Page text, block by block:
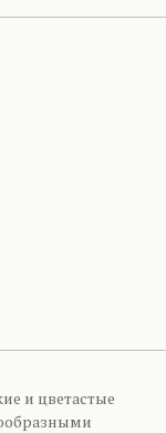
и цветастые